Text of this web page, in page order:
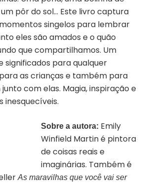
pôr do sol… Este livro captura
singelos para lembrar
eles são amados e o quão
que compartilhamos. Um
significados para qualquer
as crianças e também para
com elas. Magia, inspiração e
inesquecíveis.
Sobre a autora: Emily
Winfield Martin é pintora
de coisas reais e
imaginárias. Também é
As maravilhas que você vai ser